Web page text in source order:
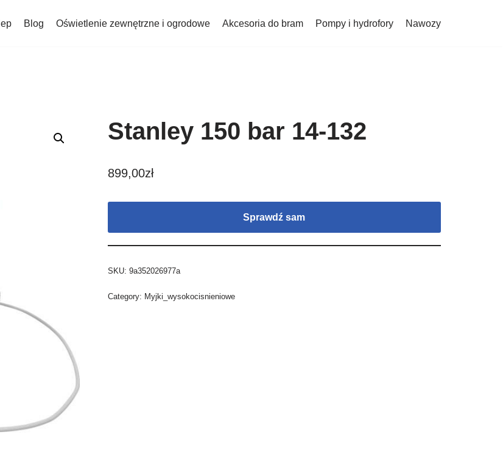
Blog Oświetlenie zewnętrzne i ogrodowe Akcesoria do bram Pompy i hydrofory Nawozy
Stanley 150 bar 14-132
899,00zł
Sprawdź sam
SKU: 9a352026977a
Category: Myjki_wysokocisnieniowe